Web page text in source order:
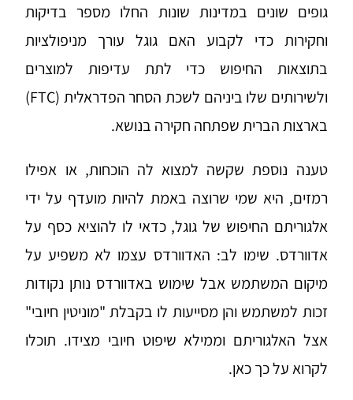
גופים שונים במדינות שונות החלו מספר בדיקות
וחקירות כדי לקבוע האם גוגל עורך מניפולציות
בתוצאות החיפוש כדי לתת עדיפות למוצרים
ולשירותים שלו ביניהם לשכת הסחר הפדראלית (FTC)
בארצות הברית שפתחה חקירה בנושא.
טענה נוספת שקשה למצוא לה הוכחות, או אפילו
רמזים, היא שמי שרוצה באמת להיות מועדף על ידי
אלגוריתם החיפוש של גוגל, כדאי לו להוציא כסף על
אדוורדס. שימו לב: האדוורדס עצמו לא משפיע על
מיקום המשתמש אבל שימוש באדוורדס נותן נקודות
זכות למשתמש והן מסייעות לו בקבלת "מוניטין חיובי"
אצל האלגוריתם וממילא שיפוט חיובי מצידו. תוכלו
לקרוא על כך כאן.